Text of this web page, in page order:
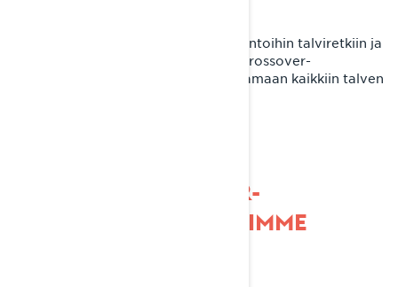
Sykettä nostattavista seikkailuista rentoihin talviretkiin ja
kovaan työhön. Lynx Commander -crossover-
moottorikelkat on suunniteltu vastaamaan kaikkiin talven
TUTUSTU CROSSOVER-
MOOTTORIKELKKOIHIMME